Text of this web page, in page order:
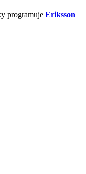
programuje Eriksson